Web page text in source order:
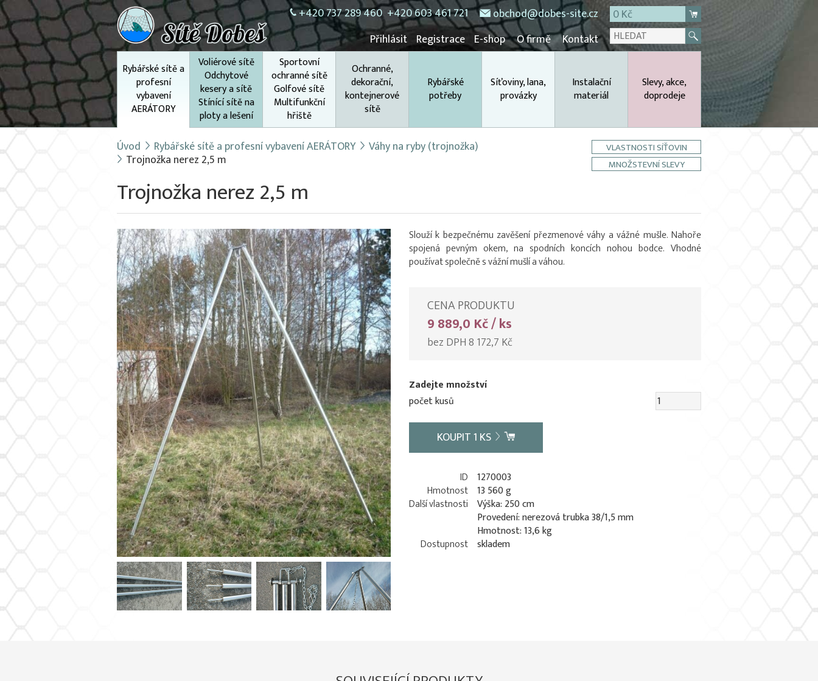
+420 737 289 460 +420 603 461 721 obchod@dobes-site.cz
0 Kč
Přihlásit Registrace E-shop O firmě Kontakt
Rybářské sítě a
profesní
vybavení
AERÁTORY
Voliérové sítě
Odchytové
kesery a sítě
Stínící sítě na
ploty a lešení
Sportovní
ochranné sítě
Golfové sítě
Multifunkční
hřiště
Ochranné,
dekorační,
kontejnerové
sítě
Rybářské
potřeby
Síťoviny, lana,
provázky
Instalační
materiál
Slevy, akce,
doprodeje
Úvod Rybářské sítě a profesní vybavení AERÁTORY Váhy na ryby (trojnožka)
Trojnožka nerez 2,5 m
VLASTNOSTI SÍŤOVIN
MNOŽSTEVNÍ SLEVY
Trojnožka nerez 2,5 m
Slouží k bezpečnému zavěšení přezmenové váhy a vážné mušle. Nahoře
spojená pevným okem, na spodních koncích nohou bodce. Vhodné
používat společně s vážní mušlí a váhou.
CENA PRODUKTU
9 889,0 Kč / ks
bez DPH 8 172,7 Kč
Zadejte množství
počet kusů
KOUPIT1 KS
ID 1270003
Hmotnost 13 560 g
Další vlastnosti Výška: 250 cm
Provedení: nerezová trubka 38/1,5 mm
Hmotnost: 13,6 kg
Dostupnost skladem